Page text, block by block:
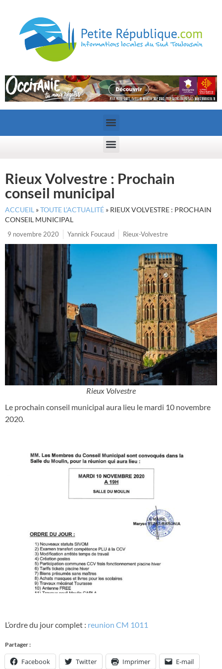
Rieux Volvestre : Prochain
conseil municipal
ACCUEIL »TOUTE L’ACTUALITÉ » RIEUX VOLVESTRE : PROCHAIN
CONSEIL MUNICIPAL
9 novembre 2020
Yannick Foucaud Rieux-Volvestre
Rieux Volvestre
Le prochain conseil municipal aura lieu le mardi 10 novembre
2020.
L’ordre du jour complet : reunion CM 1011
Partager :
Facebook Twitter Imprimer E-mail